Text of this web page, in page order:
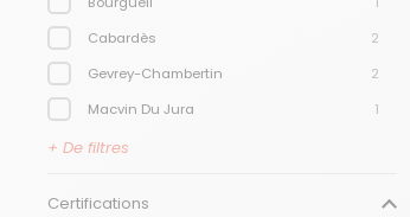
Cabardès
2
Gevrey-Chambertin
2
Macvin Du Jura
1
Mercurey
+ De filtres
Certifications